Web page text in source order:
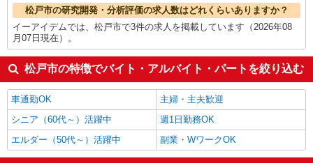
松戸市の研究開発・分析評価の求人数はどれくらいありますか？
イーアイデムでは、松戸市で3件の求人を掲載しています（2026年08
月07日現在）。
松戸市の特徴でバイト・アルバイト・パートを絞り込む
車通勤OK
主婦・主夫歓迎
シニア（60代～）活躍中
週1日勤務OK
エルダー（50代～）活躍中
副業・WワークOK